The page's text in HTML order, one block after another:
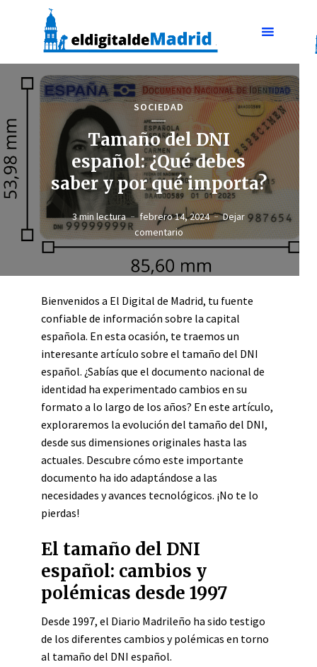
SOCIEDAD
Tamaño del DNI
español: ¿Qué debes
saber y por qué importa?
3 min lectura febrero 14, 2024
Dejar
comentario
Bienvenidos a El Digital de Madrid, tu fuente
confiable de información sobre la capital
española. En esta ocasión, te traemos un
interesante artículo sobre el tamaño del DNI
español. ¿Sabías que el documento nacional de
identidad ha experimentado cambios en su
formato a lo largo de los años? En este artículo,
exploraremos la evolución del tamaño del DNI,
desde sus dimensiones originales hasta las
actuales. Descubre cómo este importante
documento ha ido adaptándose a las
necesidades y avances tecnológicos. ¡No te lo
pierdas!
El tamaño del DNI
español: cambios y
polémicas desde 1997
Desde 1997, el Diario Madrileño ha sido testigo
de los diferentes cambios y polémicas en torno
al tamaño del DNI español.